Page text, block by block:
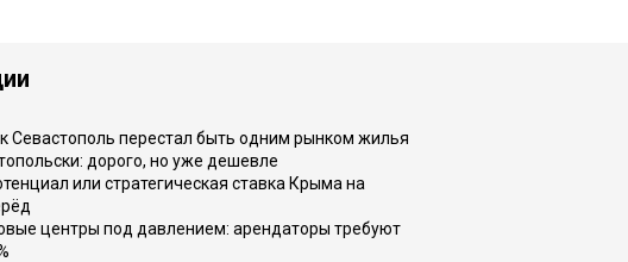
Севастополь перестал быть одним рынком жилья
дорого, но уже дешевле
или стратегическая ставка Крыма на
центры под давлением: арендаторы требуют